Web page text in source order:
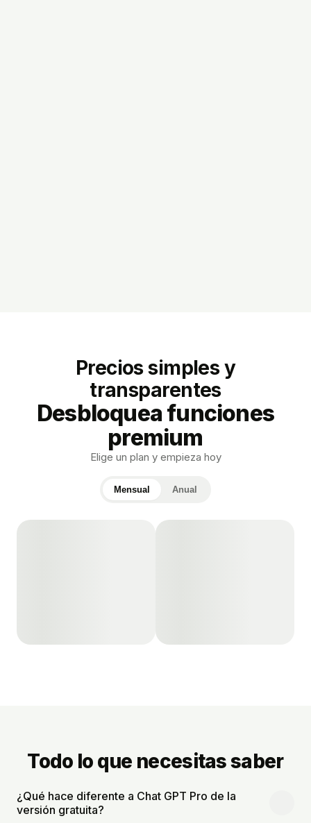
Precios simples y
transparentes
Desbloquea funciones
premium
Elige un plan y empieza hoy
Mensual Anual
Todo lo que necesitas saber
¿Qué hace diferente a Chat GPT Pro de la
versión gratuita?